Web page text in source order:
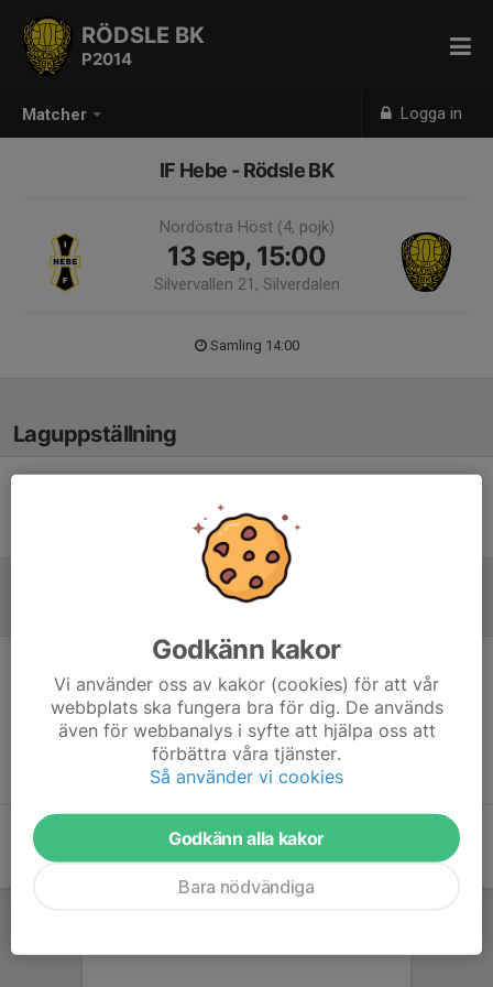
Matcher Logga in
RÖDSLE BK
P2014
IF Hebe - Rödsle BK
Nordöstra Höst (4, pojk)
13 sep, 15:00
Silvervallen 21, Silverdalen
Samling 14:00
Laguppställning
Ingen uppställning ifylld
Inget skrivet
Godkänn kakor
Vi använder oss av kakor (cookies) för att vår
webbplats ska fungera bra för dig. De används
även för webbanalys i syfte att hjälpa oss att
förbättra våra tjänster.
Så använder vi cookies
Godkänn alla kakor
Bara nödvändiga